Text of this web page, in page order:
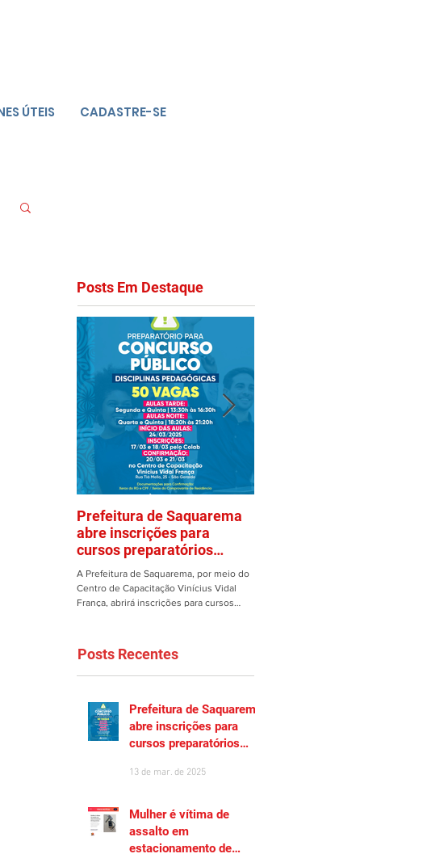
ÚTEIS CADASTRE-SE
Posts Em Destaque
Prefeitura de Saquarema
abre inscrições para
cursos preparatórios
gratuitos
A Prefeitura de Saquarema, por meio do
Centro de Capacitação Vinícius Vidal
França, abrirá inscrições para cursos
Posts Recentes
Prefeitura de Saquarema
abre inscrições para
cursos preparatórios
13 de mar. de 2025
Mulher é vítima de
assalto em
estacionamento de